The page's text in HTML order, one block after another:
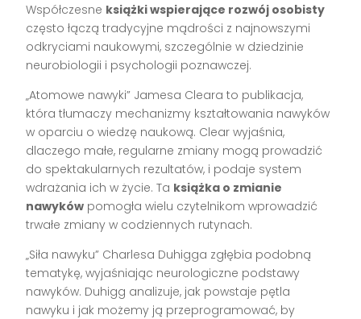
Współczesne książki wspierające rozwój osobisty
często łączą tradycyjne mądrości z najnowszymi
odkryciami naukowymi, szczególnie w dziedzinie
neurobiologii i psychologii poznawczej.
„Atomowe nawyki” Jamesa Cleara to publikacja,
która tłumaczy mechanizmy kształtowania nawyków
w oparciu o wiedzę naukową. Clear wyjaśnia,
dlaczego małe, regularne zmiany mogą prowadzić
do spektakularnych rezultatów, i podaje system
wdrażania ich w życie. Ta książka o zmianie
nawyków pomogła wielu czytelnikom wprowadzić
trwałe zmiany w codziennych rutynach.
„Siła nawyku” Charlesa Duhigga zgłębia podobną
tematykę, wyjaśniając neurologiczne podstawy
nawyków. Duhigg analizuje, jak powstaje pętla
nawyku i jak możemy ją przeprogramować, by